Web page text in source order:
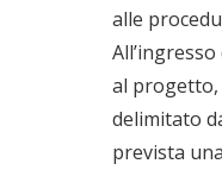
alle
al progetto,
delimitato
prevista